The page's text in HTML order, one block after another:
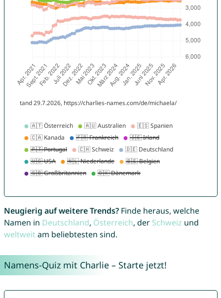
Neugierig auf weitere Trends?Finde heraus, welche
Namen in Deutschland, Österreich, der Schweiz und
weltweitam beliebtesten sind.
Namens-Quiz mit Charlie – Starte jetzt!